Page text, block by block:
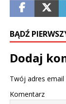
BĄDŹ
Dodaj
Twój adres
Komentarz